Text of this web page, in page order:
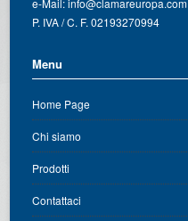
P. IVA / C. F. 02193270994
Menu
Home Page
Chi siamo
Prodotti
Contattaci